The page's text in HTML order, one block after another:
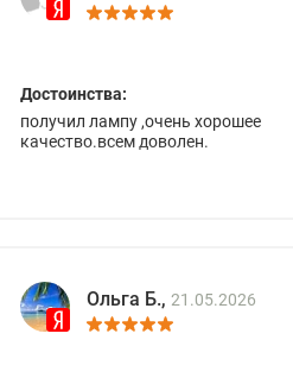
Достоинства:
получил лампу ,очень хорошее
качество.всем доволен.
Ольга Б., 21.05.2026